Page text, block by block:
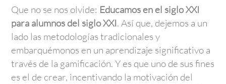
Que no se nos olvide: Educamos en el siglo XXI
para alumnos del siglo XXI. Así que, dejemos a un
lado las metodologías tradicionales y
embarquémonos en un aprendizaje significativo a
través de la gamificación. Y es que uno de sus fines
es el de crear, incentivando la motivación del